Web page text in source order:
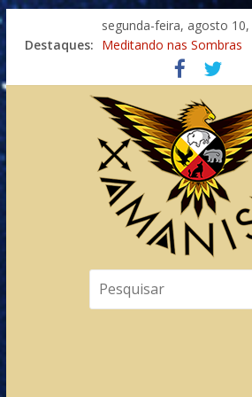
segunda-feira, agosto 10,
Destaques: Meditando nas Sombras
Autosuficiência: A
Xamanismo Universal
Totens – Caminho
Imaginação na Cura